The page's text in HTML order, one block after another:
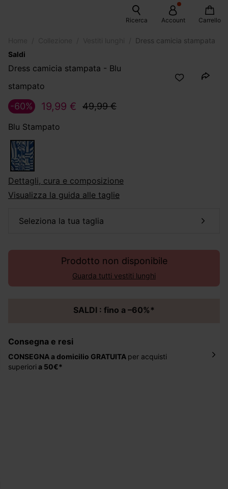
Ricerca Account Carrello
Dress camicia stampata
Saldi
Dress camicia stampata - Blu
stampato
19,99 € 49,99 €
-60%
Blu Stampato
dettagli, cura e composizione
Visualizza la guida alle taglie
seleziona la tua taglia
Prodotto non disponibile
Guarda tutti vestiti lunghi
SALDI : fino a –60%*
Consegna e resi
CONSEGNA a domicilio GRATUITA per acquisti
superiori a 50€*